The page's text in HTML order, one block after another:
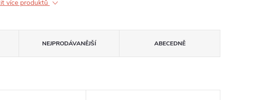
více produktů
NEJPRODÁVANĚJŠÍ ABECEDNĚ